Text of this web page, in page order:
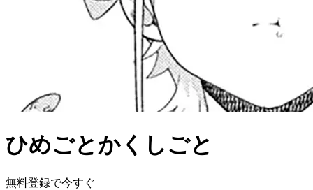
ひめごとかくしごと
無料登録で今すぐ